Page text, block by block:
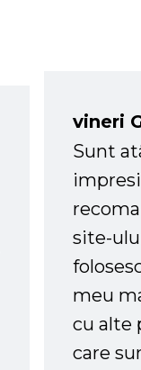
vineri
Sunt
site-
meu
cu alte
care